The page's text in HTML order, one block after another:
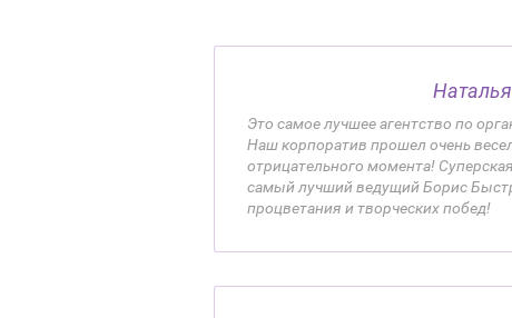
Наталья
Это самое лучшее агентство по
Наш корпоратив прошел очень
отрицательного момента!
самый лучший ведущий Борис
процветания и творческих побед!